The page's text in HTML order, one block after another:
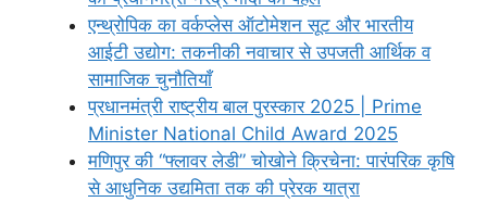
एन्थ्रोपिक का वर्कप्लेस ऑटोमेशन सूट और भारतीय
आईटी उद्योग: तकनीकी नवाचार से उपजती आर्थिक व
सामाजिक चुनौतियाँ
प्रधानमंत्री राष्ट्रीय बाल पुरस्कार 2025 | Prime
Minister National Child Award 2025
मणिपुर की “फ्लावर लेडी” चोखोने क्रिचेना: पारंपरिक कृषि
से आधुनिक उद्यमिता तक की प्रेरक यात्रा